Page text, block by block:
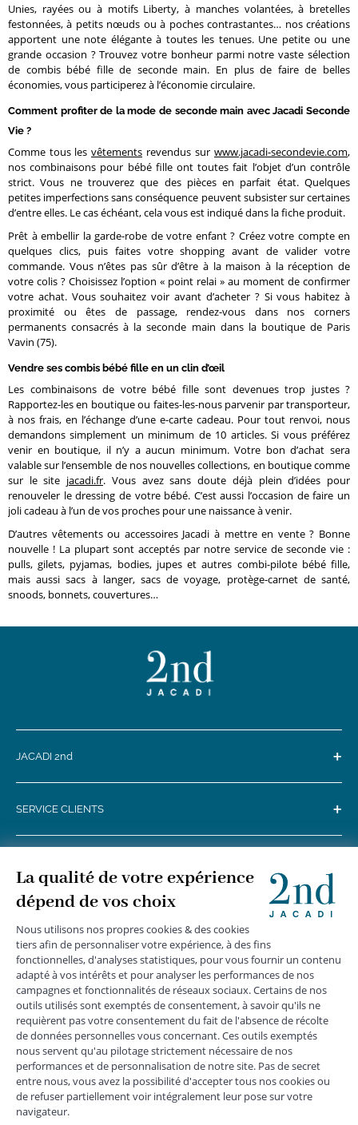
Unies, rayées ou à motifs Liberty, à manches volantées, à bretelles
festonnées, à petits nœuds ou à poches contrastantes… nos créations
apportent une note élégante à toutes les tenues. Une petite ou une
grande occasion ? Trouvez votre bonheur parmi notre vaste sélection
de combis bébé fille de seconde main. En plus de faire de belles
économies, vous participerez à l’économie circulaire.
Comment profiter de la mode de seconde main avec Jacadi Seconde
Vie ?
Comme tous les vêtements revendus sur www.jacadi-secondevie.com,
nos combinaisons pour bébé fille ont toutes fait l’objet d’un contrôle
strict. Vous ne trouverez que des pièces en parfait état. Quelques
petites imperfections sans conséquence peuvent subsister sur certaines
d’entre elles. Le cas échéant, cela vous est indiqué dans la fiche produit.
Prêt à embellir la garde-robe de votre enfant ? Créez votre compte en
quelques clics, puis faites votre shopping avant de valider votre
commande. Vous n’êtes pas sûr d’être à la maison à la réception de
votre colis ? Choisissez l’option « point relai » au moment de confirmer
votre achat. Vous souhaitez voir avant d’acheter ? Si vous habitez à
proximité ou êtes de passage, rendez-vous dans nos corners
permanents consacrés à la seconde main dans la boutique de Paris
Vavin (75).
Vendre ses combis bébé fille en un clin d’œil
Les combinaisons de votre bébé fille sont devenues trop justes ?
Rapportez-les en boutique ou faites-les-nous parvenir par transporteur,
à nos frais, en l’échange d’une e-carte cadeau. Pour tout renvoi, nous
demandons simplement un minimum de 10 articles. Si vous préférez
venir en boutique, il n’y a aucun minimum. Votre bon d’achat sera
valable sur l’ensemble de nos nouvelles collections, en boutique comme
sur le site jacadi.fr. Vous avez sans doute déjà plein d’idées pour
renouveler le dressing de votre bébé. C’est aussi l’occasion de faire un
joli cadeau à l’un de vos proches pour une naissance à venir.
D’autres vêtements ou accessoires Jacadi à mettre en vente ? Bonne
nouvelle ! La plupart sont acceptés par notre service de seconde vie :
pulls, gilets, pyjamas, bodies, jupes et autres combi-pilote bébé fille,
mais aussi sacs à langer, sacs de voyage, protège-carnet de santé,
snoods, bonnets, couvertures…
JACADI 2nd +
SERVICE CLIENTS +
MENTIONS LÉGALES
DONNÉES PERSONNELLES
*Livraison express gratuite en point relais dès 59 € et à domicile dès 150
€ vers la France Métropolitaine
Les données collectées par la société JACADI, responsable
du traitement, sont nécessaires à l'envoi de newsletters, à la
création de compte, pour le traitement, le suivi et la livraison
de votre commande, ainsi que pour le suivi de votre
adhésion au programme fidélité. Conformément au
Règlement Européen 2016/679 du 27 avril 2016 sur la
protection des données personnelles, vous bénéficiez d'un